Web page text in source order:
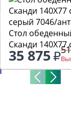
Стол
Сканди 140Х77
серый 7046/
35 875